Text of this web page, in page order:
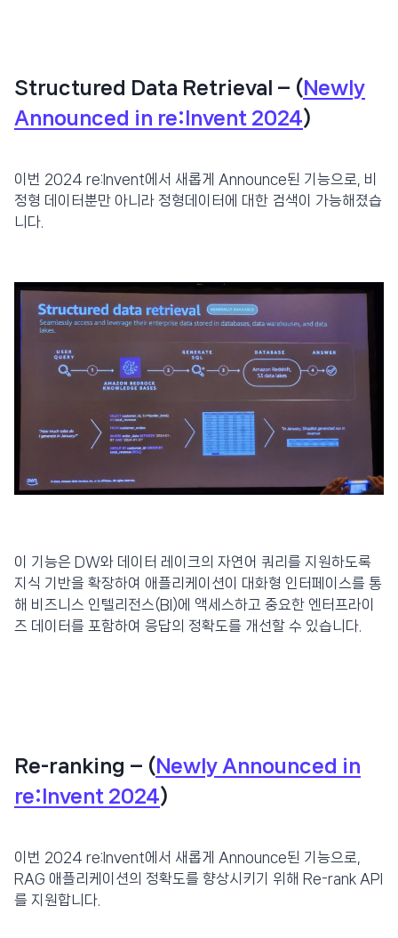
Structured Data Retrieval – ( Newly
Announced in re:Invent 2024)
이번 2024 re:Invent에서 새롭게 Announce된 기능으로, 비
정형 데이터뿐만 아니라 정형데이터에 대한 검색이 가능해졌습
니다.
이 기능은 DW와 데이터 레이크의 자연어 쿼리를 지원하도록
지식 기반을 확장하여 애플리케이션이 대화형 인터페이스를 통
해 비즈니스 인텔리전스(BI)에 액세스하고 중요한 엔터프라이
즈 데이터를 포함하여 응답의 정확도를 개선할 수 있습니다.
Re-ranking – ( Newly Announced in
re:Invent 2024)
이번 2024 re:Invent에서 새롭게 Announce된 기능으로,
RAG 애플리케이션의 정확도를 향상시키기 위해 Re-rank API
를 지원합니다.